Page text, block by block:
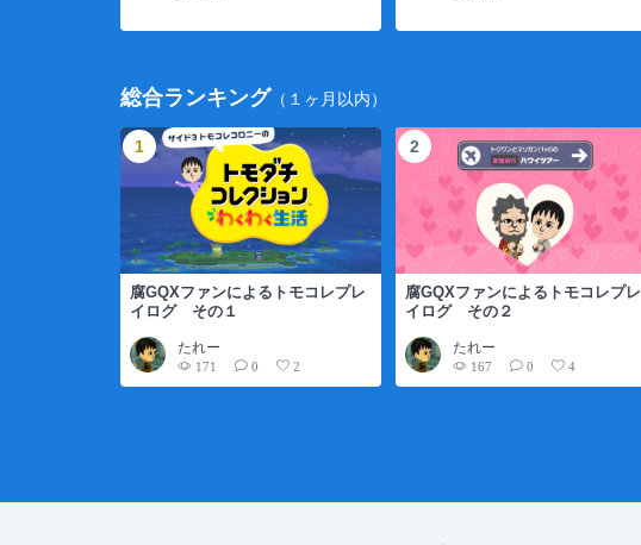
総合ランキング （１ヶ月以内）
腐GQXファンによるトモコレプレ
イログ その１
たれー
171 0 2
腐GQXファンによるトモコレプレ
イログ その２
たれー
167 0 4